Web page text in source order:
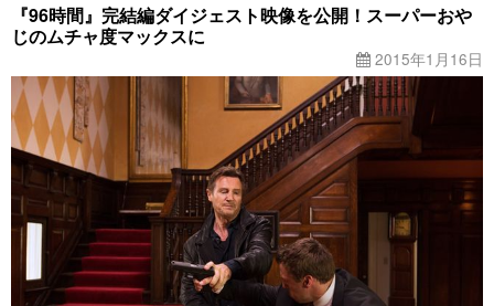
『96時間』完結編ダイジェスト映像を公開！スーパーおや
じのムチャ度マックスに
2015年1月16日